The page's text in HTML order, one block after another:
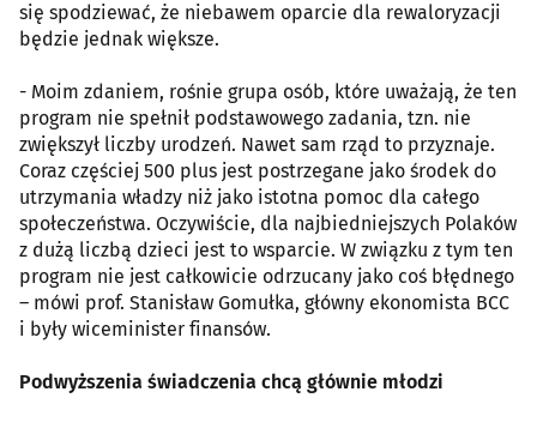
się spodziewać, że niebawem oparcie dla rewaloryzacji
będzie jednak większe.
- Moim zdaniem, rośnie grupa osób, które uważają, że ten
program nie spełnił podstawowego zadania, tzn. nie
zwiększył liczby urodzeń. Nawet sam rząd to przyznaje.
Coraz częściej 500 plus jest postrzegane jako środek do
utrzymania władzy niż jako istotna pomoc dla całego
społeczeństwa. Oczywiście, dla najbiedniejszych Polaków
z dużą liczbą dzieci jest to wsparcie. W związku z tym ten
program nie jest całkowicie odrzucany jako coś błędnego
– mówi prof. Stanisław Gomułka, główny ekonomista BCC
i były wiceminister finansów.
Podwyższenia świadczenia chcą głównie młodzi